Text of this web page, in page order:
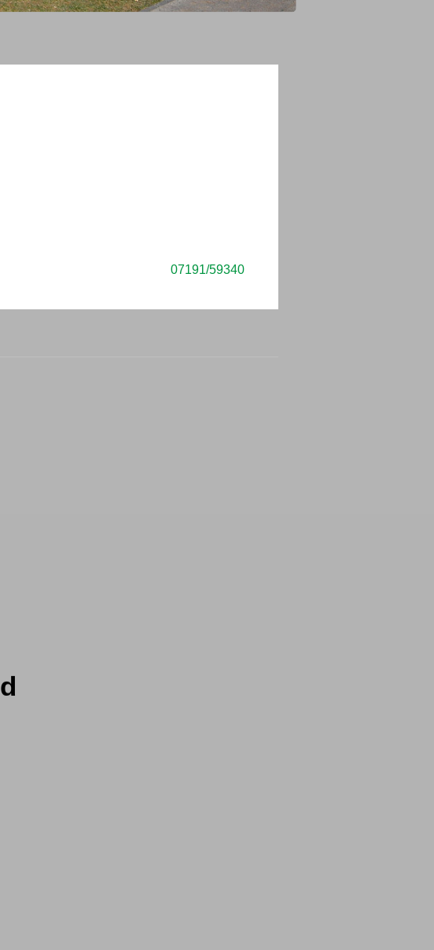
Sie uns telefonisch unter07191/59340